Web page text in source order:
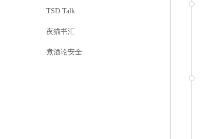
TSD Talk
夜猫书汇
煮酒论安全